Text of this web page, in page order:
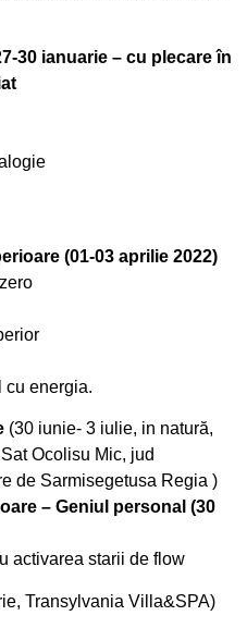
30 ianuarie – cu plecare în
(01-03 aprilie 2022)
cu energia.
(30 iunie- 3 iulie, in natură,
Ocolisu Mic, jud
de Sarmisegetusa Regia )
– Geniul personal (30
activarea starii de flow
Transylvania Villa&SPA)